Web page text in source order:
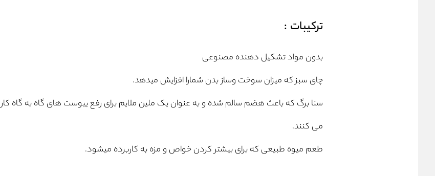
ترکیبات :
بدون مواد تشکیل دهنده مصنوعی
چای سبزکه میزان سوخت وساز بدن شمارا افزایش میدهد.
سنا برگ که باعث هضم سالم شده و به عنوان یک ملین ملایم برای رفع یبوست های گاه به گاه کار
می کنند.
طعم میوه طبیعی که برای بیشتر کردن خواص و مزه به کاربرده میشود.